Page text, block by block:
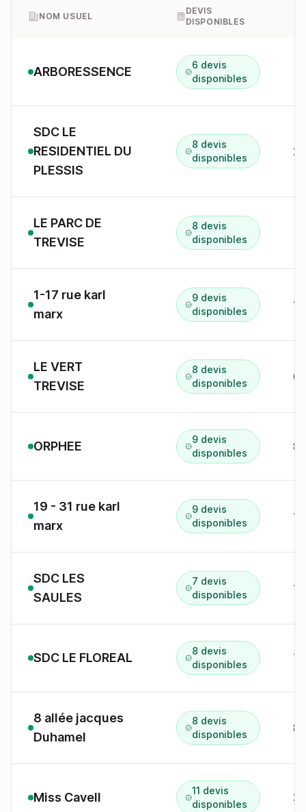
NOM USUEL
DEVIS
DISPONIBLES
ARBORESSENCE
6 devis
disponibles
SDC LE
RESIDENTIEL DU
PLESSIS
8 devis
disponibles
2
LE PARC DE
TREVISE
8 devis
disponibles
1-17 rue karl
marx
9 devis
disponibles
1
LE VERT
TREVISE
8 devis
disponibles
ORPHEE
9 devis
disponibles
19 - 31 rue karl
marx
9 devis
disponibles
SDC LES
SAULES
7 devis
disponibles
SDC LE FLOREAL
8 devis
disponibles
7
8 allée jacques
Duhamel
8 devis
disponibles
Miss Cavell
11 devis
disponibles